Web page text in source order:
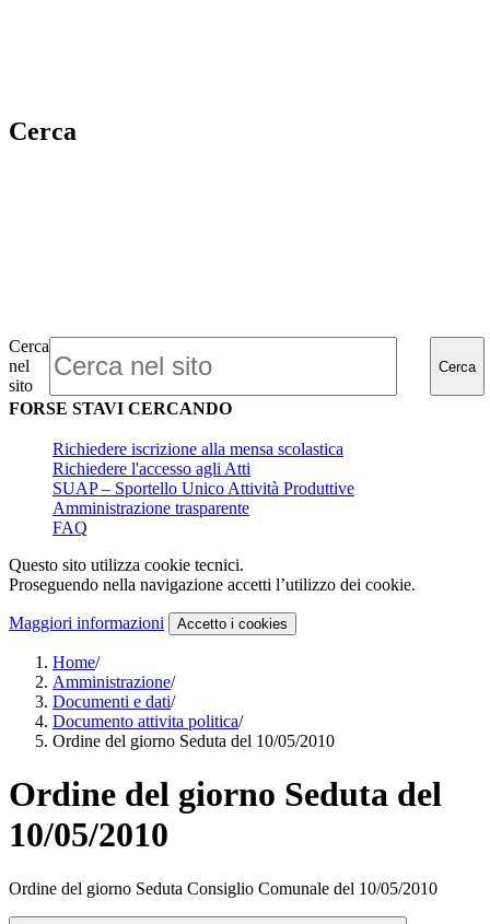
Cerca
Cerca
nel
sito
Cerca
FORSE STAVI CERCANDO
Richiedere iscrizione alla mensa scolastica
Richiedere l'accesso agli Atti
SUAP – Sportello Unico Attività Produttive
Amministrazione trasparente
FAQ
Questo sito utilizza cookie tecnici.
Proseguendo nella navigazione accetti l’utilizzo dei cookie.
Maggiori informazioni Accetto i cookies
Home/
Amministrazione/
Documenti e dati/
Documento attivita politica/
Ordine del giorno Seduta del 10/05/2010
Ordine del giorno Seduta del
10/05/2010
Ordine del giorno Seduta Consiglio Comunale del 10/05/2010